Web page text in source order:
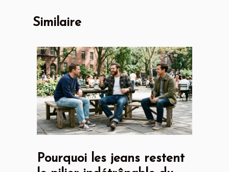
Similaire
Pourquoi les jeans restent